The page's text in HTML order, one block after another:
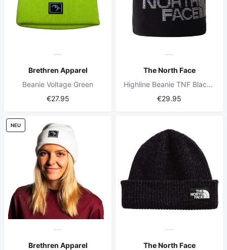
Brethren Apparel
Beanie Voltage Green
€27.95
The North Face
Highline Beanie TNF Black/TNF Black/ TNF White
€29.95
Brethren Apparel
NEU
The North Face